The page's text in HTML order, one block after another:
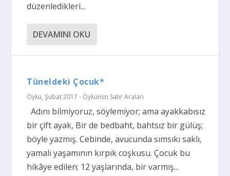
düzenledikleri...
DEVAMINI OKU
Tüneldeki Çocuk*
Öykü,Şubat 2017 - Öykünün Satır Araları
Adını bilmiyoruz, söylemiyor; ama ayakkabısız
bir çift ayak, Bir de bedbaht, bahtsız bir gülüş;
böyle yazmış. Cebinde, avucunda sımsıkı saklı,
yamalı yaşamının kırpık coşkusu. Çocuk bu
hikâye edilen; 12 yaşlarında, bir varmış...